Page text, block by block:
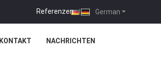
German
Referenzen |
KONTAKT NACHRICHTEN